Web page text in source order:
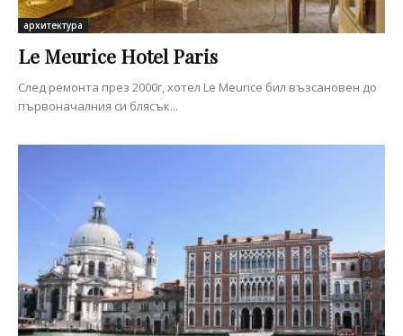
архитектура
Le Meurice Hotel Paris
След ремонта през 2000г, хотел Le Meurice бил възсановен до
първоначалния си блясък...